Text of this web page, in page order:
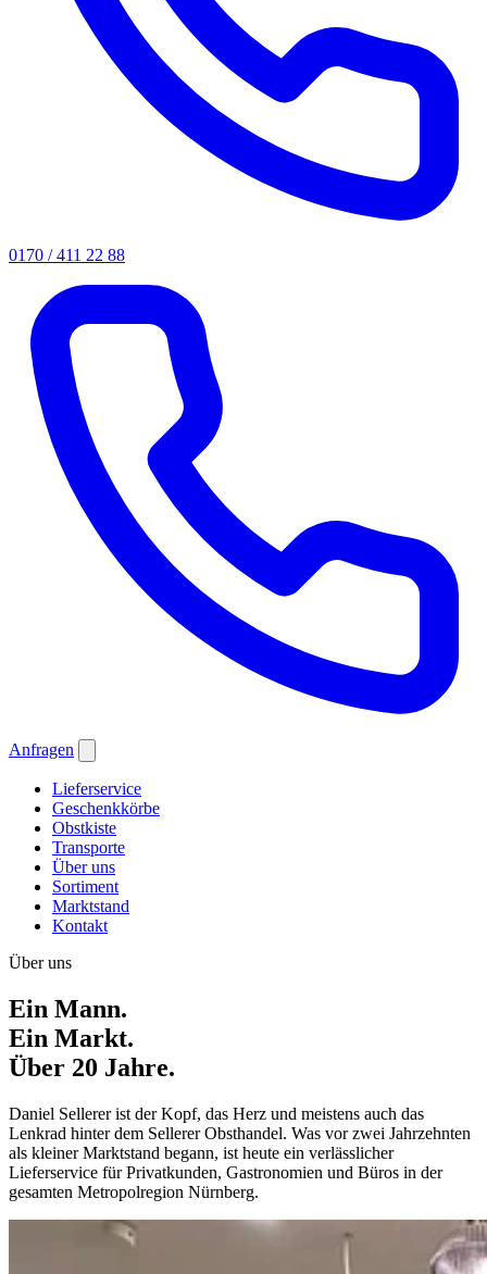
0170 / 411 22 88
Anfragen
Lieferservice
Geschenkkörbe
Obstkiste
Transporte
Über uns
Sortiment
Marktstand
Kontakt
Über uns
Ein Mann.
Ein Markt.
Über 20 Jahre.
Daniel Sellerer ist der Kopf, das Herz und meistens auch das
Lenkrad hinter dem Sellerer Obsthandel. Was vor zwei Jahrzehnten
als kleiner Marktstand begann, ist heute ein verlässlicher
Lieferservice für Privatkunden, Gastronomien und Büros in der
gesamten Metropolregion Nürnberg.